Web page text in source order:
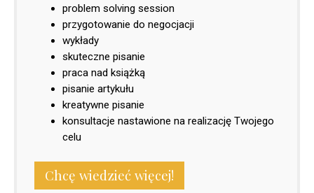
problem solving session
przygotowanie do negocjacji
wykłady
skuteczne pisanie
praca nad książką
pisanie artykułu
kreatywne pisanie
konsultacje nastawione na realizację Twojego
celu
Chcę wiedzieć więcej!